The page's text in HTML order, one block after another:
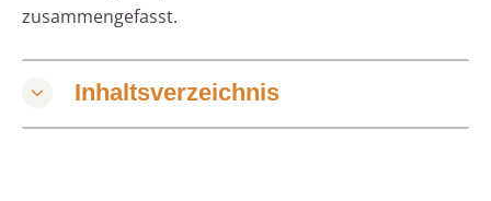
zusammengefasst.
Inhaltsverzeichnis